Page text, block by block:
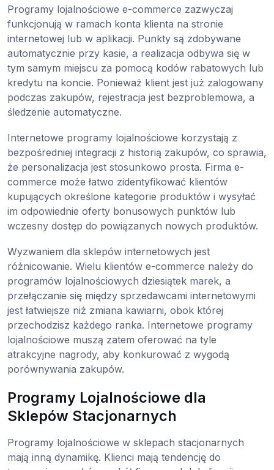
Programy lojalnościowe e-commerce zazwyczaj
funkcjonują w ramach konta klienta na stronie
internetowej lub w aplikacji. Punkty są zdobywane
automatycznie przy kasie, a realizacja odbywa się w
tym samym miejscu za pomocą kodów rabatowych lub
kredytu na koncie. Ponieważ klient jest już zalogowany
podczas zakupów, rejestracja jest bezproblemowa, a
śledzenie automatyczne.
Internetowe programy lojalnościowe korzystają z
bezpośredniej integracji z historią zakupów, co sprawia,
że personalizacja jest stosunkowo prosta. Firma e-
commerce może łatwo zidentyfikować klientów
kupujących określone kategorie produktów i wysyłać
im odpowiednie oferty bonusowych punktów lub
wczesny dostęp do powiązanych nowych produktów.
Wyzwaniem dla sklepów internetowych jest
różnicowanie. Wielu klientów e-commerce należy do
programów lojalnościowych dziesiątek marek, a
przełączanie się między sprzedawcami internetowymi
jest łatwiejsze niż zmiana kawiarni, obok której
przechodzisz każdego ranka. Internetowe programy
lojalnościowe muszą zatem oferować na tyle
atrakcyjne nagrody, aby konkurować z wygodą
porównywania zakupów.
Programy Lojalnościowe dla
Sklepów Stacjonarnych
Programy lojalnościowe w sklepach stacjonarnych
mają inną dynamikę. Klienci mają tendencję do